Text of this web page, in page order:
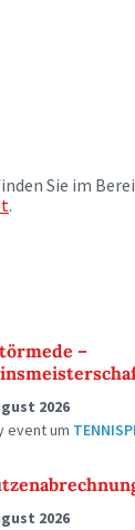
Sie im
.
–
2026
eventum
2026